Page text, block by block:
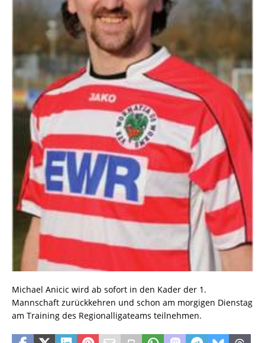
Michael Anicic wird ab sofort in den Kader der 1.
Mannschaft zurückkehren und schon am morgigen Dienstag
am Training des Regionalligateams teilnehmen.